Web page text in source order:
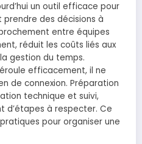
un outil efficace pour
des décisions à
entre équipes
réduit les coûts liés aux
gestion du temps.
efficacement, il ne
de connexion. Préparation
technique et suivi,
d’étapes à respecter. Ce
pour organiser une